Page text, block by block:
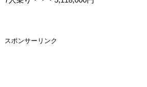
スポンサーリンク